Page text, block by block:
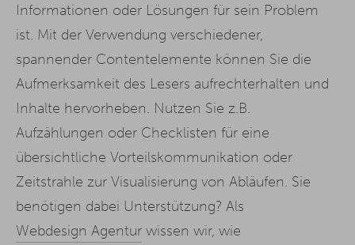
Informationen oder Lösungen für sein Problem
ist. Mit der Verwendung verschiedener,
spannender Contentelemente können Sie die
Aufmerksamkeit des Lesers aufrechterhalten und
Inhalte hervorheben. Nutzen Sie z.B.
Aufzählungen oder Checklisten für eine
übersichtliche Vorteilskommunikation oder
Zeitstrahle zur Visualisierung von Abläufen. Sie
benötigen dabei Unterstützung? Als
Webdesign Agentur wissen wir, wie